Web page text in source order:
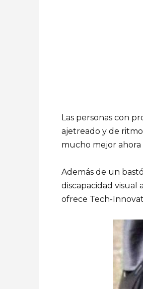
Las personas con
ajetreado y de
mucho mejor
Además de un
discapacidad
ofrece Tech-